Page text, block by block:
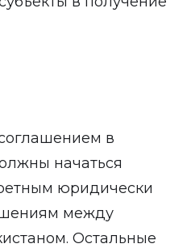
в
начаться
юридически
между
Остальные